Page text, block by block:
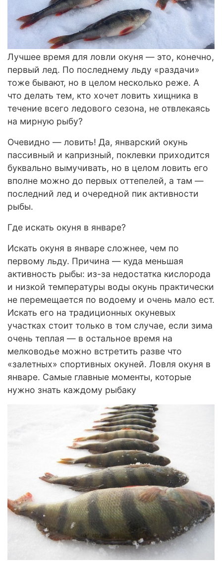
Лучшее время для ловли окуня — это, конечно,
первый лед. По последнему льду «раздачи»
тоже бывают, но в целом несколько реже. А
что делать тем, кто хочет ловить хищника в
течение всего ледового сезона, не отвлекаясь
на мирную рыбу?
Очевидно — ловить! Да, январский окунь
пассивный и капризный, поклевки приходится
буквально вымучивать, но в целом ловить его
вполне можно до первых оттепелей, а там —
последний лед и очередной пик активности
рыбы.
Где искать окуня в январе?
Искать окуня в январе сложнее, чем по
первому льду. Причина — куда меньшая
активность рыбы: из-за недостатка кислорода
и низкой температуры воды окунь практически
не перемещается по водоему и очень мало ест.
Искать его на традиционных окуневых
участках стоит только в том случае, если зима
очень теплая — в остальное время на
мелководье можно встретить разве что
«залетных» спортивных окуней. Ловля окуня в
январе. Самые главные моменты, которые
нужно знать каждому рыбаку